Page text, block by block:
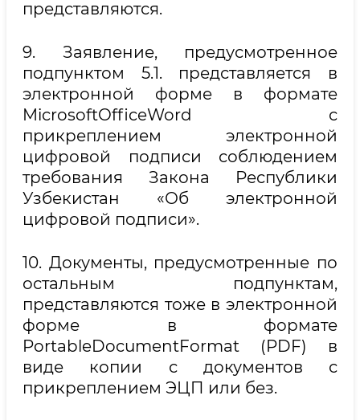
представляются.
9. Заявление, предусмотренное
подпунктом 5.1. представляется в
электронной форме в формате
MicrosoftOfficeWord с
прикреплением электронной
цифровой подписи соблюдением
требования Закона Республики
Узбекистан «Об электронной
цифровой подписи».
10. Документы, предусмотренные по
остальным подпунктам,
представляются тоже в электронной
форме в формате
PortableDocumentFormat (PDF) в
виде копии с документов с
прикреплением ЭЦП или без.